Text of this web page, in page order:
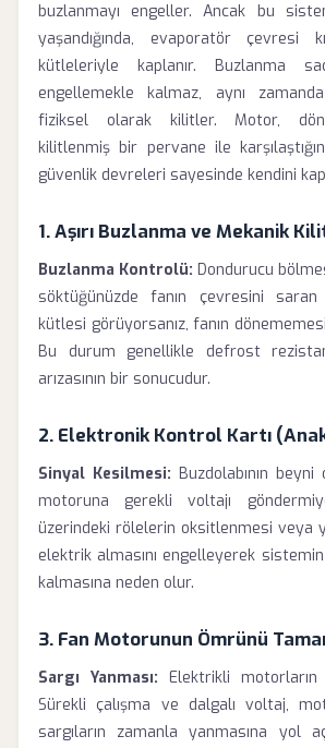
buzlanmayı engeller. Ancak bu
yaşandığında, evaporatör çevresi
kütleleriyle kaplanır. Buzlanma
engellemekle kalmaz, aynı
fiziksel olarak kilitler. Motor,
kilitlenmiş bir pervane ile
güvenlik devreleri sayesinde kendini
1. Aşırı Buzlanma ve Mekanik
Buzlanma Kontrolü: Dondurucu
söktüğünüzde fanın çevresini
kütlesi görüyorsanız, fanın
Bu durum genellikle defrost
arızasının bir sonucudur.
2. Elektronik Kontrol Kartı
Sinyal Kesilmesi: Buzdolabının
motoruna gerekli voltajı
üzerindeki rölelerin oksitlenmesi veya
elektrik almasını engelleyerek
kalmasına neden olur.
3. Fan Motorunun Ömrünü
Sargı Yanması: Elektrikli
Sürekli çalışma ve dalgalı voltaj,
sargıların zamanla yanmasına yol